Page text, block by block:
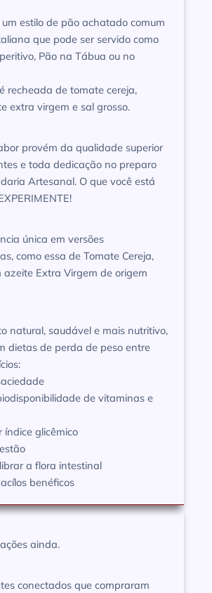
estilo de pão achatado comum
que pode ser servido como
Pão na Tábua ou no
recheada de tomate cereja,
extra virgem e sal grosso.
provém da qualidade superior
e toda dedicação no preparo
Artesanal. O que você está
única em versões
como essa de Tomate Cereja,
Extra Virgem de origem
natural, saudável e mais nutritivo,
dietas de perda de peso entre
de vitaminas e
índice glicêmico
a flora intestinal
benéficos
ainda.
conectados que compraram